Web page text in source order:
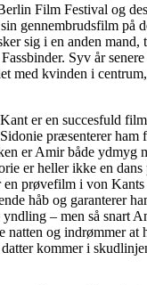
Film Festival og
gennembrudsfilm på
sig i en anden mand,
Syv år
med kvinden i
er en succesfuld
præsenterer
er Amir både
er heller ikke en
prøvefilm i von
håb og garanterer
– men så snart
og indrømmer
kommer i